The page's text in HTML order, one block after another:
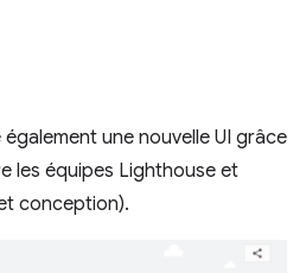
une nouvelle UI grâce
les équipes Lighthouse et
conception).